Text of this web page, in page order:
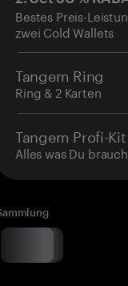
Bestes Preis-
zwei Cold Wallets
Tangem Ring
Ring & 2 Karten
Tangem Profi-Kit
Alles was Du